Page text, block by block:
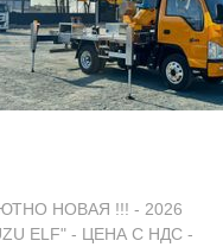
НОВАЯ !!! - 2026
ELF" - ЦЕНА С НДС -